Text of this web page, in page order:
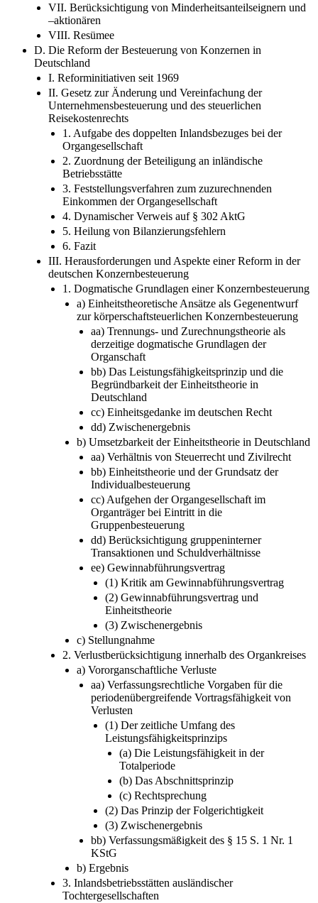
VII. Berücksichtigung von Minderheitsanteilseignern und
–aktionären
VIII. Resümee
D. Die Reform der Besteuerung von Konzernen in
Deutschland
I. Reforminitiativen seit 1969
II. Gesetz zur Änderung und Vereinfachung der
Unternehmensbesteuerung und des steuerlichen
Reisekostenrechts
1. Aufgabe des doppelten Inlandsbezuges bei der
Organgesellschaft
2. Zuordnung der Beteiligung an inländische
Betriebsstätte
3. Feststellungsverfahren zum zuzurechnenden
Einkommen der Organgesellschaft
4. Dynamischer Verweis auf § 302 AktG
5. Heilung von Bilanzierungsfehlern
6. Fazit
III. Herausforderungen und Aspekte einer Reform in der
deutschen Konzernbesteuerung
1. Dogmatische Grundlagen einer Konzernbesteuerung
a) Einheitstheoretische Ansätze als Gegenentwurf
zur körperschaftsteuerlichen Konzernbesteuerung
aa) Trennungs- und Zurechnungstheorie als
derzeitige dogmatische Grundlagen der
Organschaft
bb) Das Leistungsfähigkeitsprinzip und die
Begründbarkeit der Einheitstheorie in
Deutschland
cc) Einheitsgedanke im deutschen Recht
dd) Zwischenergebnis
b) Umsetzbarkeit der Einheitstheorie in Deutschland
aa) Verhältnis von Steuerrecht und Zivilrecht
bb) Einheitstheorie und der Grundsatz der
Individualbesteuerung
cc) Aufgehen der Organgesellschaft im
Organträger bei Eintritt in die
Gruppenbesteuerung
dd) Berücksichtigung gruppeninterner
Transaktionen und Schuldverhältnisse
ee) Gewinnabführungsvertrag
(1) Kritik am Gewinnabführungsvertrag
(2) Gewinnabführungsvertrag und
Einheitstheorie
(3) Zwischenergebnis
c) Stellungnahme
2. Verlustberücksichtigung innerhalb des Organkreises
a) Vororganschaftliche Verluste
aa) Verfassungsrechtliche Vorgaben für die
periodenübergreifende Vortragsfähigkeit von
Verlusten
(1) Der zeitliche Umfang des
Leistungsfähigkeitsprinzips
(a) Die Leistungsfähigkeit in der
Totalperiode
(b) Das Abschnittsprinzip
(c) Rechtsprechung
(2) Das Prinzip der Folgerichtigkeit
(3) Zwischenergebnis
bb) Verfassungsmäßigkeit des § 15 S. 1 Nr. 1
KStG
b) Ergebnis
3. Inlandsbetriebsstätten ausländischer
Tochtergesellschaften